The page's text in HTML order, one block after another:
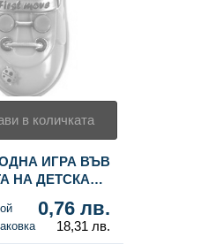
в количката
ИГРА ВЪВ
НА ДЕТСКА
0,76 лв.
18,31 лв.